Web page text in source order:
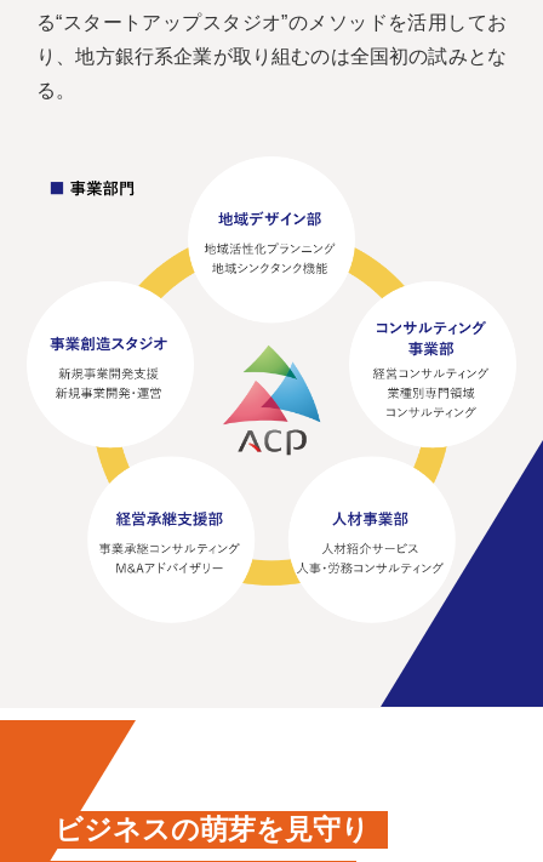
る“スタートアップスタジオ”のメソッドを活用してお
り、地方銀行系企業が取り組むのは全国初の試みとな
る。
ビジネスの萌芽を見守り